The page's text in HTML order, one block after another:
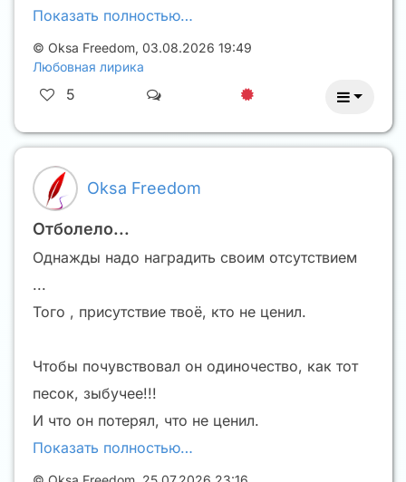
Показать полностью…
© Oksa Freedom, 03.08.2026 19:49
Любовная лирика
5
Oksa Freedom
Отболело...
Однажды надо наградить своим отсутствием
...
Того , присутствие твоё, кто не ценил.
Чтобы почувствовал он одиночество, как тот
песок, зыбучее!!!
И что он потерял, что не ценил.
Показать полностью…